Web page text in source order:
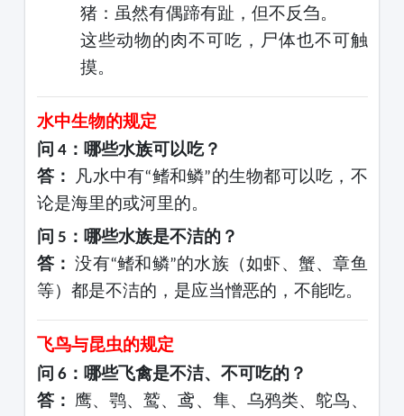
猪：虽然有偶蹄有趾，但不反刍。
这些动物的肉不可吃，尸体也不可触
摸。
水中生物的规定
问 4：哪些水族可以吃？
答：
凡水中有“鳍和鳞”的生物都可以吃，不
论是海里的或河里的。
问 5 ：哪些水族是不洁的？
答： 没有“鳍和鳞”的水族（如虾、蟹、章鱼
等）都是不洁的，是应当憎恶的，不能吃。
飞鸟与昆虫的规定
问 6：哪些飞禽是不洁、不可吃的？
答： 鹰、鹗、鹫、鸢、隼、乌鸦类、鸵鸟、